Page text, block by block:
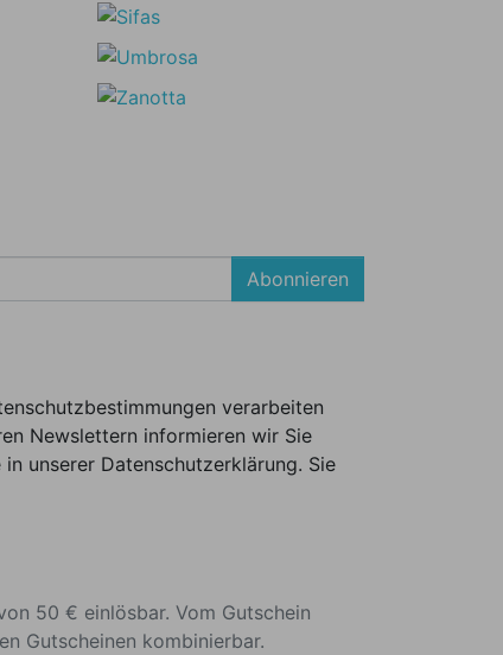
Abonnieren
verarbeiten
Newslettern informieren wir Sie
unserer Datenschutzerklärung. Sie
50 € einlösbar. Vom Gutschein
Gutscheinen kombinierbar.